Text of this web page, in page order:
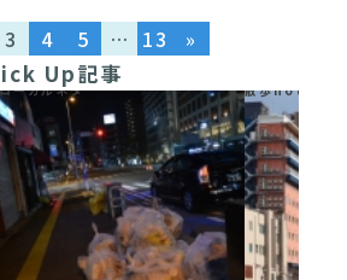
3 4 5 … 13 »
Up記事
散歩note